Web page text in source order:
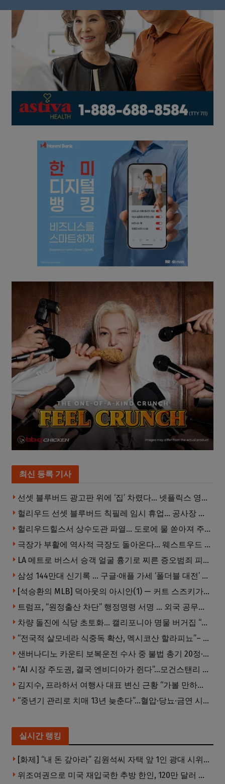
최신 등록 기사
선셋 블루버드 광고판 위에 ‘집’ 차렸다… 넷플릭스 영화 홍보 이색 퍼포먼스
헐리우드 선셋 블루버드 칙필레 임시 휴업… 공사장 담장은 낙서로 뒤덮여
헐리우드힐스서 상수도관 파열… 도로에 물 쏟아져 주민 약 100명 피해
극장가 부활에 역사적 극장도 돌아온다… 웨스트우드 ‘브루인 극장’ 10월 재개장 추진
LA 메트로 버스서 승객 얼굴 흉기로 찌른 증오범죄 피고인, 종신형에 징역 7년 추가 선고
삼성 144만대 신기록 … 구글·애플 가세 ‘폴더블 대전’ 열린다
[석승환의 MLB] 덕아웃의 아시안(1) — 커트 스즈키가 우리에게 묻는 것
트럼프, “원정출산 차단” 행정명령 서명 … 외국 공무원 자녀도 시민권 안준다
차량 돌진에 식당 초토화… 캘리포니아 명물 버거집 “다시 일어설 수 있도록 도와주세요”
“전국적 살모네라 식중독 확산, 멕시코산 할라피뇨”– CDC
샌버나디노 카운티 보복운전 수사 중 불법 총기 20정·탄약 2만 발 압수
“AI 시장 주도권, 결국 엔비디아가 쥔다”…모건스탠리 장담
김지수, 프라하서 여행사 대표 변신 근황 “가볼 만하니…”
“중년기 관리로 치매 13년 늦춘다”…혈압·당뇨·금연 시기가 골든타임
실시간 랭킹
[화제] “내 돈 갚아라” 김원석씨 자택 앞 1인 광대 시위 … 한인 투자사, “108만 달러 못받아”
위조여권으로 미국 재입국한 추방 한인, 120만 달러 은행 사기 행각